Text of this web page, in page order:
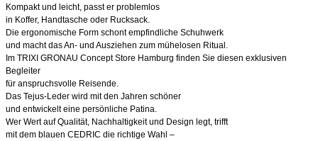
Kompakt und leicht, passt er problemlos
in Koffer, Handtasche oder Rucksack.
Die ergonomische Form schont empfindliche Schuhwerk
und macht das An- und Ausziehen zum mühelosen Ritual.
Im TRIXI GRONAU Concept Store Hamburg finden Sie diesen exklusiven
Begleiter
für anspruchsvolle Reisende.
Das Tejus-Leder wird mit den Jahren schöner
und entwickelt eine persönliche Patina.
Wer Wert auf Qualität, Nachhaltigkeit und Design legt, trifft
mit dem blauen CEDRIC die richtige Wahl –